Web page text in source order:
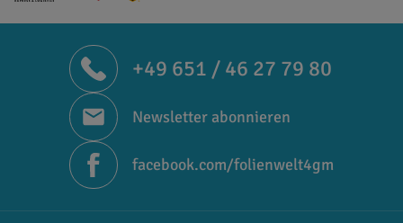
+49 651 / 46 27 79 80
Newsletter abonnieren
facebook.com/folienwelt4gm